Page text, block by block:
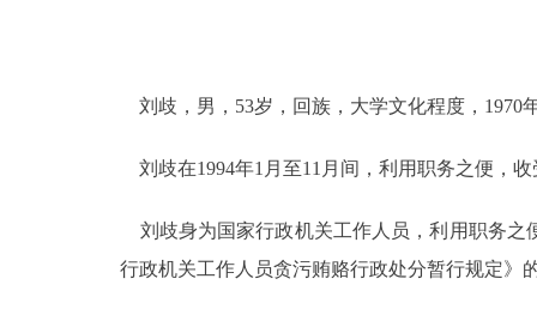
决策公开
政务服务
个人服务
刘歧，男，53岁，回族，大学文化程度，1970
刘歧在1994年1月至11月间，利用职务之便，收
刘歧身为国家行政机关工作人员，利用职务之
行政机关工作人员贪污贿赂行政处分暂行规定》